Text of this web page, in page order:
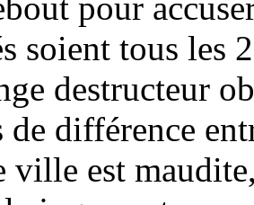
soient tous les
destructeur
de différence
ville est